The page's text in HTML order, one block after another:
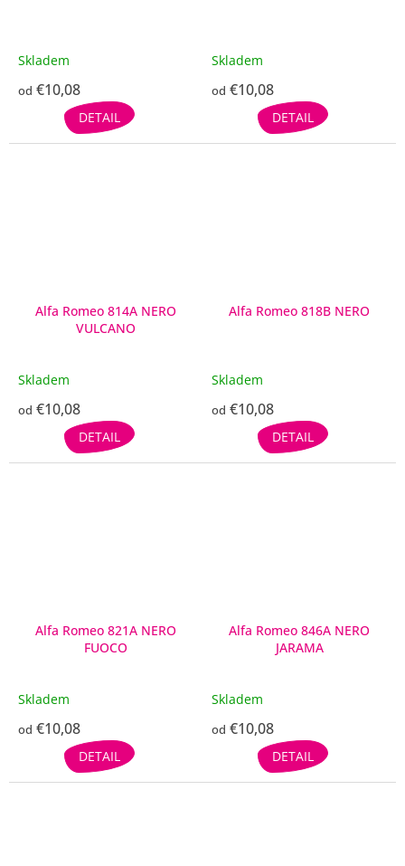
Skladem
od €10,08
DETAIL
Skladem
od €10,08
DETAIL
Alfa Romeo 814A NERO
VULCANO
Skladem
od €10,08
DETAIL
Alfa Romeo 818B NERO
Skladem
od €10,08
DETAIL
Alfa Romeo 821A NERO
FUOCO
Skladem
od €10,08
DETAIL
Alfa Romeo 846A NERO
JARAMA
Skladem
od €10,08
DETAIL